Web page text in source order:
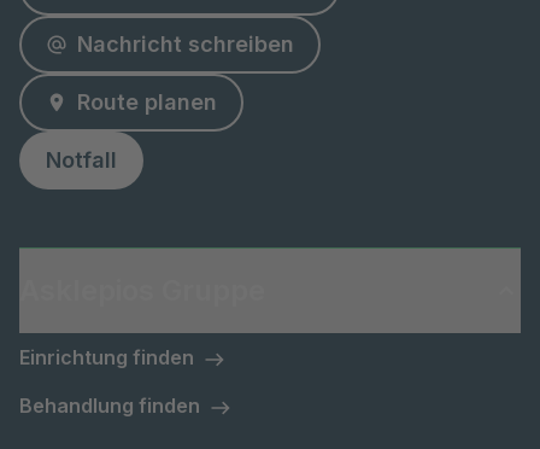
Nachricht schreiben
Route planen
Notfall
Einrichtung finden
Behandlung finden